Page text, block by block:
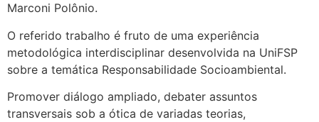
Marconi Polônio.
O referido trabalho é fruto de uma experiência
metodológica interdisciplinar desenvolvida na UniFSP
sobre a temática Responsabilidade Socioambiental.
Promover diálogo ampliado, debater assuntos
transversais sob a ótica de variadas teorias,